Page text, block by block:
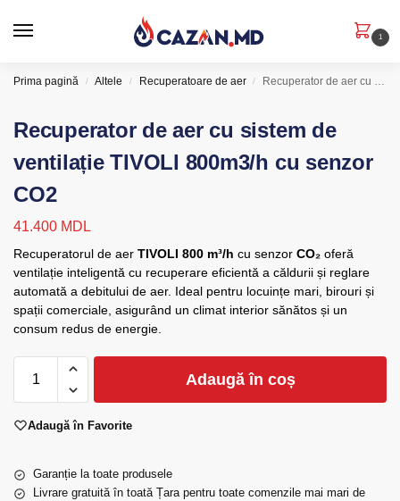
1
Prima pagină / Altele / Recuperatoare de aer / Recuperator de aer cu sistem de ventilație TIVOLI 800m3/h cu senzor CO2
Recuperator de aer cu sistem de
ventilație TIVOLI 800m3/h cu senzor
CO2
41.400 MDL
Recuperatorul de aer TIVOLI 800 m³/h cu senzor CO₂ oferă
ventilație inteligentă cu recuperare eficientă a căldurii și reglare
automată a debitului de aer. Ideal pentru locuințe mari, birouri și
spații comerciale, asigurând un climat interior sănătos și un
consum redus de energie.
Adaugă în coș
Adaugă în Favorite
Garanție la toate produsele
Livrare gratuită în toată Țara pentru toate comenzile mai mari de